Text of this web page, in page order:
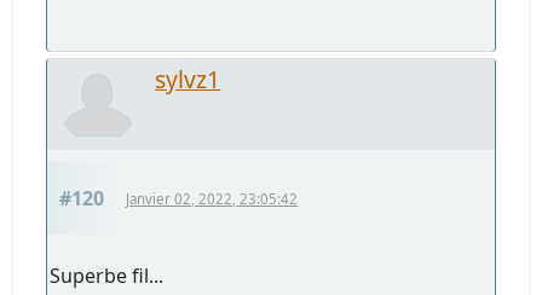
sylvz1
#120 Janvier 02, 2022, 23:05:42
Superbe fil...